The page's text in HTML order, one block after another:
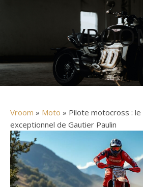
Vroom » Moto » Pilote motocross :
exceptionnel de Gautier Paulin